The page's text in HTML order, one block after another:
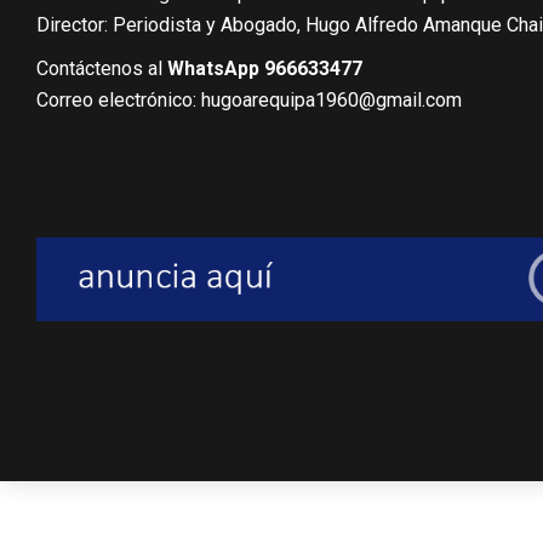
Director: Periodista y Abogado, Hugo Alfredo Amanque
Contáctenos al WhatsApp 966633477
Correo electrónico: hugoarequipa1960@gmail.com